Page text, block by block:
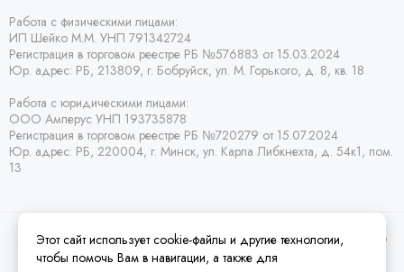
Работа с физическими лицами:
ИП Шейко М.М. УНП 791342724
Регистрация в торговом реестре РБ №576883 от 15.03.2024
Юр. адрес: РБ, 213809, г. Бобруйск, ул. М. Горького, д. 8, кв. 18
Работа с юридическими лицами:
ООО Амперус УНП 193735878
Регистрация в торговом реестре РБ №720279 от 15.07.2024
Юр. адрес: РБ, 220004, г. Минск, ул. Карла Либкнехта, д. 54к1, пом.
13
2026 © Amperus Радиодетали Минск | купить в розницу, оптом и почтой по
Беларуси.Карта сайта
Этот сайт использует cookie-файлы и другие технологии,
чтобы помочь Вам в навигации, а также для